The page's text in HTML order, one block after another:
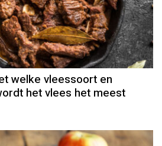
welke vleessoort en
het vlees het meest